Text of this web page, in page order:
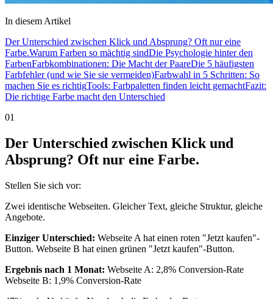
In diesem Artikel
Der Unterschied zwischen Klick und Absprung? Oft nur eine
Farbe.Warum Farben so mächtig sindDie Psychologie hinter den
FarbenFarbkombinationen: Die Macht der PaareDie 5 häufigsten
Farbfehler (und wie Sie sie vermeiden)Farbwahl in 5 Schritten: So
machen Sie es richtigTools: Farbpaletten finden leicht gemachtFazit:
Die richtige Farbe macht den Unterschied
01
Der Unterschied zwischen Klick und
Absprung? Oft nur eine Farbe.
Stellen Sie sich vor:
Zwei identische Webseiten. Gleicher Text, gleiche Struktur, gleiche
Angebote.
Einziger Unterschied: Webseite A hat einen roten "Jetzt kaufen"-
Button. Webseite B hat einen grünen "Jetzt kaufen"-Button.
Ergebnis nach 1 Monat: Webseite A: 2,8% Conversion-Rate
Webseite B: 1,9% Conversion-Rate